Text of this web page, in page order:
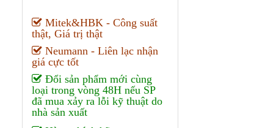
Mitek&HBK - Công suất
thật, Giá trị thật
Neumann - Liên lạc nhận
giá cực tốt
Đổi sản phẩm mới cùng
loại trong vòng 48H nếu SP
đã mua xảy ra lỗi kỹ thuật do
nhà sản xuất